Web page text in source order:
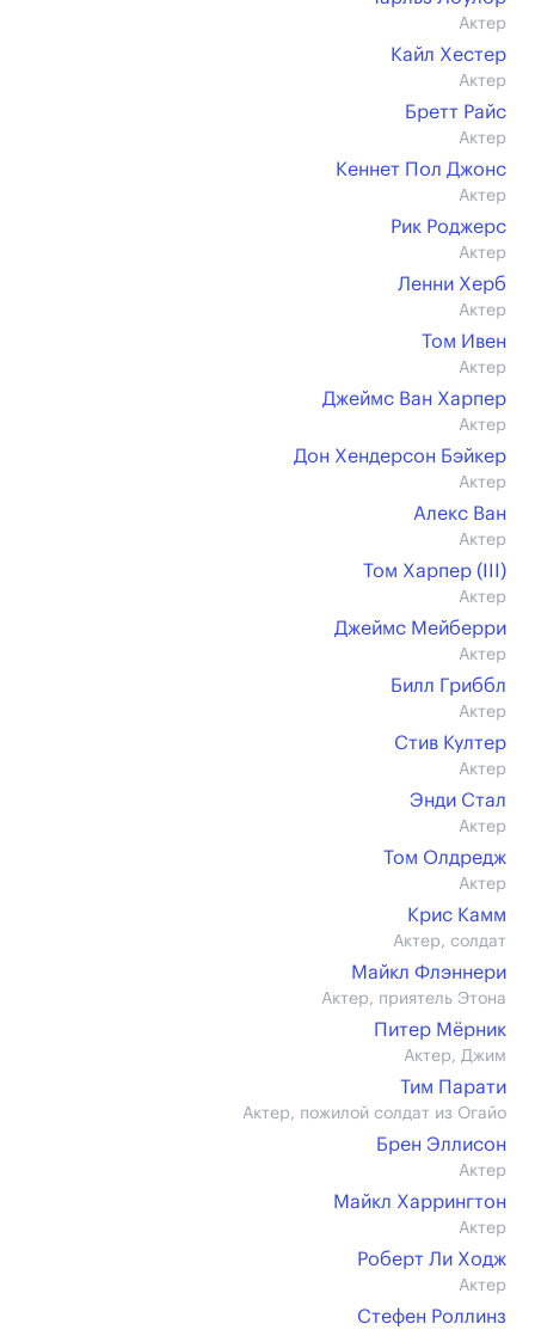
Актер
Кайл Хестер
Актер
Бретт Райс
Актер
Кеннет Пол Джонс
Актер
Рик Роджерс
Актер
Ленни Херб
Актер
Том Ивен
Актер
Джеймс Ван Харпер
Актер
Дон Хендерсон Бэйкер
Актер
Алекс Ван
Актер
Том Харпер (III)
Актер
Джеймс Мейберри
Актер
Билл Гриббл
Актер
Стив Култер
Актер
Энди Стал
Актер
Том Олдредж
Актер
Крис Камм
Актер, солдат
Майкл Флэннери
Актер, приятель Этона
Питер Мёрник
Актер, Джим
Тим Парати
Актер, пожилой солдат из Огайо
Брен Эллисон
Актер
Майкл Харрингтон
Актер
Роберт Ли Ходж
Актер
Стефен Роллинз